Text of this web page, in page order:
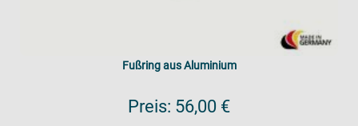
Fußring aus Aluminium
Preis: 56,00 €